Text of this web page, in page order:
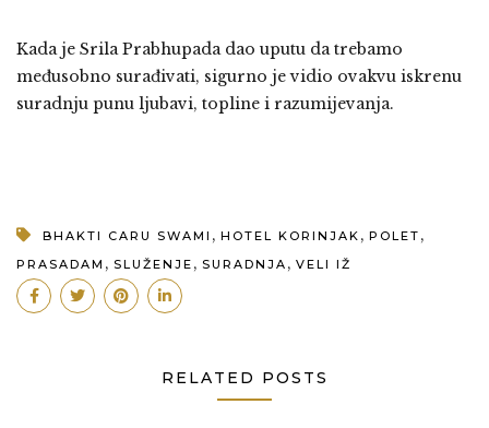
Kada je Srila Prabhupada dao uputu da trebamo
međusobno surađivati, sigurno je vidio ovakvu iskrenu
suradnju punu ljubavi, topline i razumijevanja.
BHAKTI CARU SWAMI , HOTEL KORINJAK , POLET ,
PRASADAM , SLUŽENJE , SURADNJA , VELI IŽ
RELATED POSTS